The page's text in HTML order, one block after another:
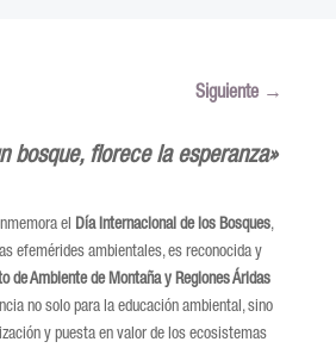
Siguiente →
bosque, florece la esperanza»
el Día Internacional de los Bosques,
efemérides ambientales, es reconocida y
de Ambiente de Montaña y Regiones Áridas
no solo para la educación ambiental, sino
y puesta en valor de los ecosistemas